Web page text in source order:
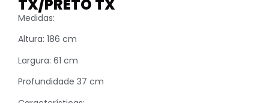
TX/PRETO TX
Medidas:
Altura: 186 cm
Largura: 61 cm
Profundidade 37 cm